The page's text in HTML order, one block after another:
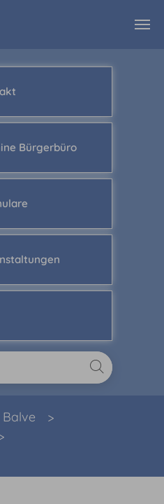
Bürgerbüro